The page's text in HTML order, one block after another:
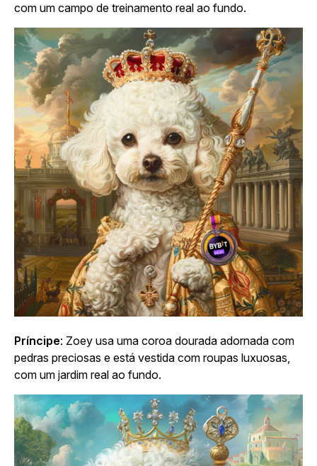
com um campo de treinamento real ao fundo.
Príncipe: Zoey usa uma coroa dourada adornada com
pedras preciosas e está vestida com roupas luxuosas,
com um jardim real ao fundo.